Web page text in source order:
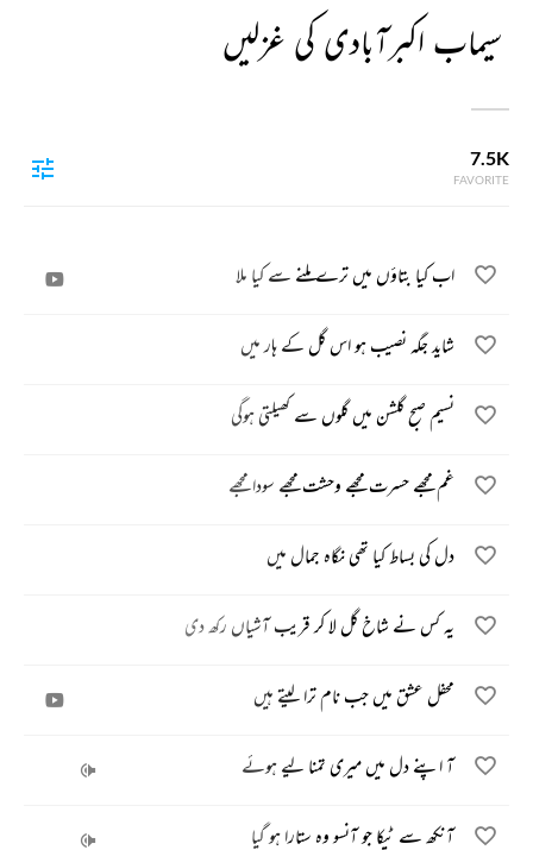
سیماب اکبرآبادی کی غزلیں
7.5K
FAVORITE
اب کیا بتاؤں میں ترے ملنے سے کیا ملا
شاید جگہ نصیب ہو اس گل کے ہار میں
نسیم صبح گلشن میں گلوں سے کھیلتی ہوگی
غم مجھے حسرت مجھے وحشت مجھے سودا مجھے
دل کی بساط کیا تھی نگاہ جمال میں
یہ کس نے شاخ گل لا کر قریب آشیاں رکھ دی
محفل عشق میں جب نام ترا لیتے ہیں
آ اپنے دل میں میری تمنا لیے ہوئے
آنکھ سے ٹپکا جو آنسو وہ ستارا ہو گیا